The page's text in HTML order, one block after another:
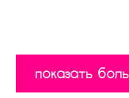
показать